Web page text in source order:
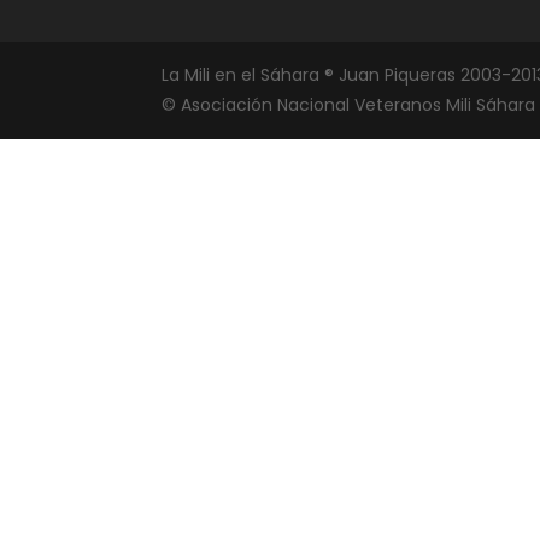
La Mili en el Sáhara ® Juan Piqueras 2003-
© Asociación Nacional Veteranos Mili Sáhara